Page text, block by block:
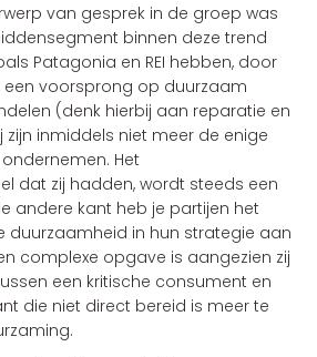
van gesprek in de groep was
binnen deze trend
Patagonia en REI hebben, door
een voorsprong op duurzaam
(denk hierbij aan reparatie en
zijn inmiddels niet meer de enige
Het
dat zij hadden, wordt steeds een
andere kant heb je partijen het
duurzaamheid in hun strategie aan
complexe opgave is aangezien zij
een kritische consument en
die niet direct bereid is meer te